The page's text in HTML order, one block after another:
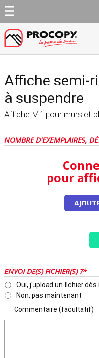
Affiche semi-
à suspendre
Affiche M1 pour murs et
NOMBRE D'EXEMPLAIRES,
pour
ENVOI DE(S) FICHIER(S) ?*
Oui, j'upload un fichier
Non, pas maintenant
Commentaire (facultatif)